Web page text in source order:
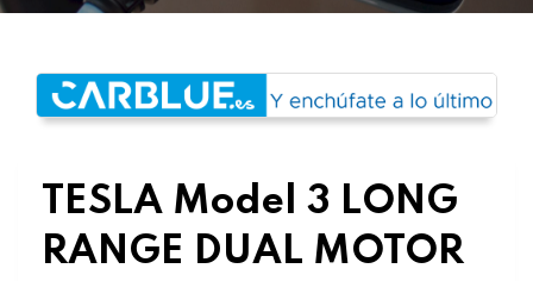
TESLA Model 3 LONG
RANGE DUAL MOTOR